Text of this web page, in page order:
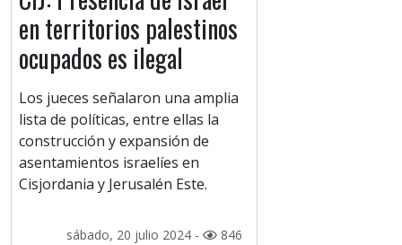
en territorios palestinos
ocupados es ilegal
Los jueces señalaron una amplia
lista de políticas, entre ellas la
construcción y expansión de
asentamientos israelíes en
Cisjordania y Jerusalén Este.
sábado, 20 julio 2024 - 846